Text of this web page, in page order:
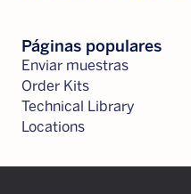
Páginas populares
Enviar muestras
Order Kits
Technical Library
Locations